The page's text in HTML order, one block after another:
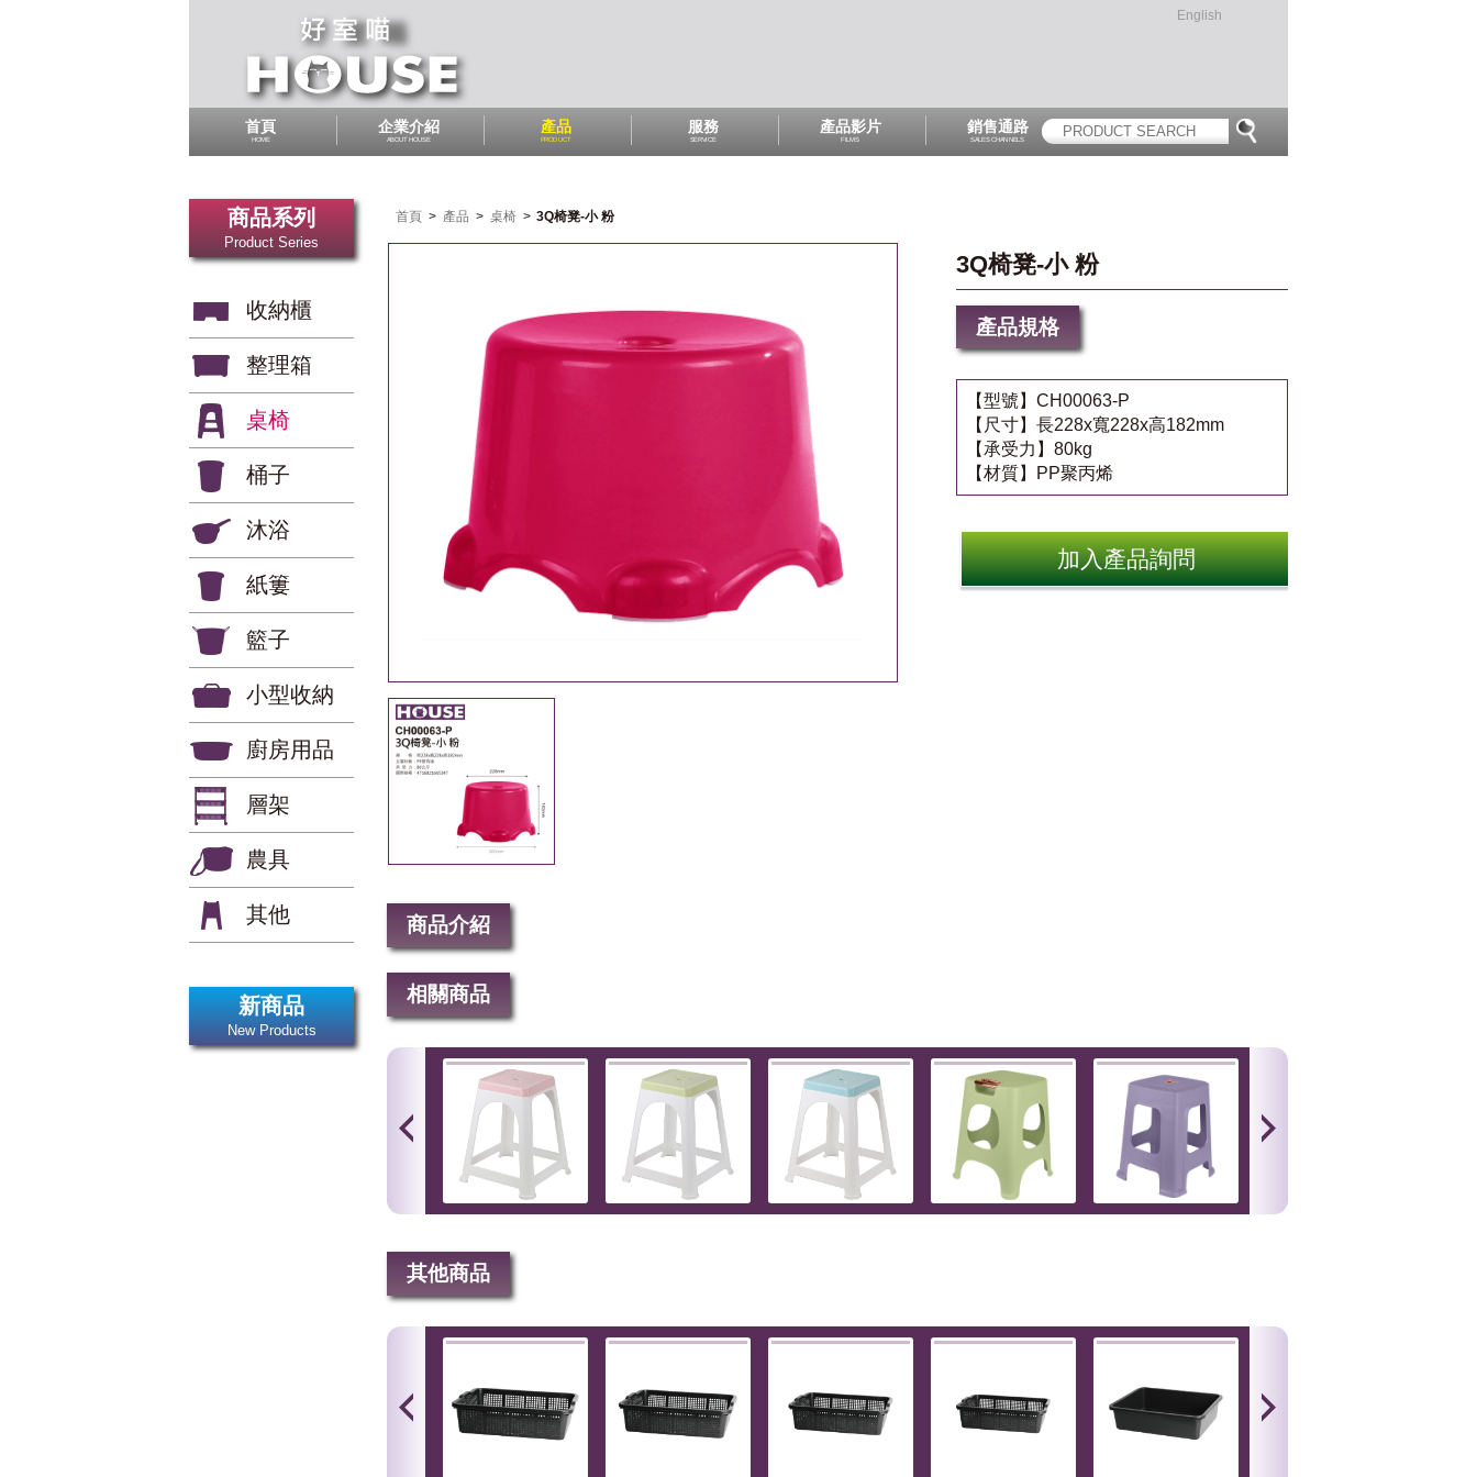
English
首頁
HOME
企業介紹
ABOUT HOUSE
產品
PRODUCT
服務
SERVICE
產品影片
FILMS
銷售通路
SALES CHANNELS
商品系列
Product Series
收納櫃
整理箱
桌椅
桶子
沐浴
紙簍
籃子
小型收納
廚房用品
層架
農具
其他
新商品
New Products
首頁 > 產品 > 桌椅 > 3Q椅凳-小 粉
3Q椅凳-小 粉
產品規格
【型號】CH00063-P
【尺寸】長228x寬228x高182mm
【承受力】80kg
【材質】PP聚丙烯
加入產品詢問
商品介紹
相關商品
其他商品